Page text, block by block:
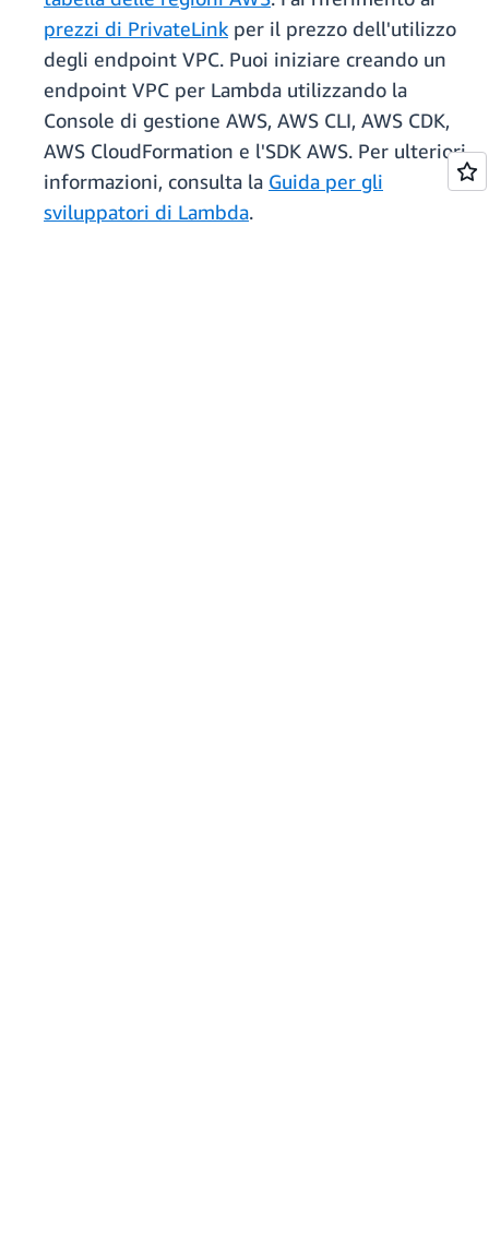
prezzi di PrivateLink per il prezzo dell'utilizzo
degli endpoint VPC. Puoi iniziare creando un
endpoint VPC per Lambda utilizzando la
Console di gestione AWS, AWS CLI, AWS CDK,
AWS CloudFormation e l'SDK AWS. Per ulteriori
informazioni, consulta la Guida per gli
sviluppatori di Lambda.